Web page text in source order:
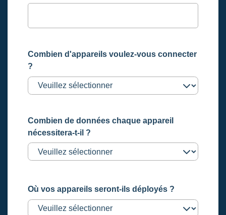
Combien d'appareils voulez-vous connecter
?
Combien de données chaque appareil
nécessitera-t-il ?
Où vos appareils seront-ils déployés ?